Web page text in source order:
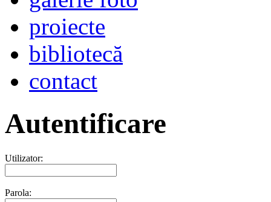
proiecte
bibliotecă
contact
Autentificare
Utilizator:
Parola: